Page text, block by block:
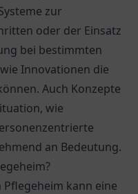
zur
oder der Einsatz
bei bestimmten
Innovationen die
Auch Konzepte
wie
an Bedeutung.
kann eine